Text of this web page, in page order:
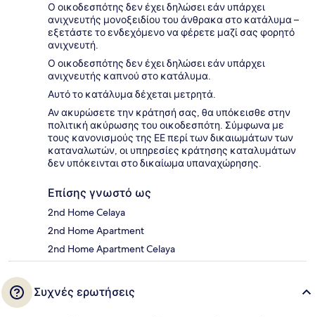
Ο οικοδεσπότης δεν έχει δηλώσει εάν υπάρχει
ανιχνευτής μονοξειδίου του άνθρακα στο κατάλυμα –
εξετάστε το ενδεχόμενο να φέρετε μαζί σας φορητό
ανιχνευτή.
Ο οικοδεσπότης δεν έχει δηλώσει εάν υπάρχει
ανιχνευτής καπνού στο κατάλυμα.
Αυτό το κατάλυμα δέχεται μετρητά.
Αν ακυρώσετε την κράτησή σας, θα υπόκεισθε στην
πολιτική ακύρωσης του οικοδεσπότη. Σύμφωνα με
τους κανονισμούς της ΕΕ περί των δικαιωμάτων των
καταναλωτών, οι υπηρεσίες κράτησης καταλυμάτων
δεν υπόκεινται στο δικαίωμα υπαναχώρησης.
Επίσης γνωστό ως
2nd Home Celaya
2nd Home Apartment
2nd Home Apartment Celaya
Συχνές ερωτήσεις